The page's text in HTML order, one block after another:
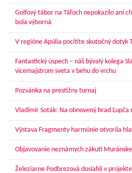
Golfový tábor na Táľoch nepokazilo ani
bola výborná
V regióne Apúlia pocítite skutočný dotyk
Fantastický úspech – náš bývalý kolega
vicemajstrom sveta v behu do vrchu
Pozvánka na prestížny turnaj
Vladimír Soták: Na obnovený hrad Ľupča
Výstava Fragmenty harmónie otvorila
Objavovanie neznámych zákutí
Železiarne Podbrezová dosiahli v